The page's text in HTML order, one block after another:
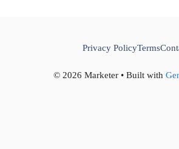
© 2026 Marketer • Built with
Privacy PolicyTerms